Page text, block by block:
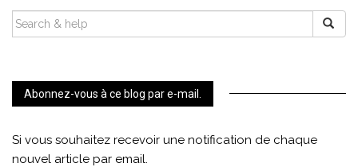
SEARCH
FOR:
Abonnez-vous à ce blog par e-mail.
Si vous souhaitez recevoir une notification de chaque
nouvel article par email.